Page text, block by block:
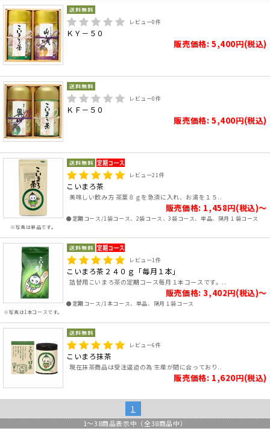
レビュー0件
ＫＹ－５０
販売価格: 5,400円(税込)
レビュー0件
ＫＦ－５０
販売価格: 5,400円(税込)
※写真は単品です。
レビュー21件
こいまろ茶
美味しい飲み方 茶葉８ｇを急須に入れ、お湯を１５..
販売価格: 1,458円(税込)～
●定期コース/1袋コース、2袋コース、3袋コース、単品、隔月１袋コース
※写真は1本コースです。
レビュー1件
こいまろ茶２４０ｇ「毎月１本」
詰替用こいまろ茶の定期コース毎月１本コースです。..
販売価格: 3,402円(税込)～
●定期コース/1本コース、単品、隔月１袋コース
レビュー6件
こいまろ抹茶
現在抹茶商品は受注逼迫の為 生産が間に合っており..
販売価格: 1,620円(税込)
1
1～38商品表示中（全38商品中）